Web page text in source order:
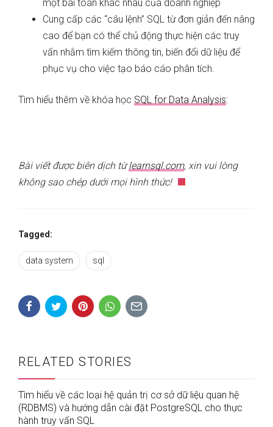
một bài toán khác nhau của doanh nghiệp
Cung cấp các “câu lệnh” SQL từ đơn giản đến nâng
cao để bạn có thể chủ động thực hiện các truy
vấn nhằm tìm kiếm thông tin, biến đổi dữ liệu để
phục vụ cho việc tạo báo cáo phân tích.
Tìm hiểu thêm về khóa học SQL for Data Analysis:
Bài viết được biên dịch từlearnsql.com, xin vui lòng
không sao chép dưới mọi hình thức!
Tagged:
data system sql
RELATED STORIES
Tìm hiểu về các loại hệ quản trị cơ sở dữ liệu quan hệ
(RDBMS) và hướng dẫn cài đặt PostgreSQL cho thực
hành truy vấn SQL